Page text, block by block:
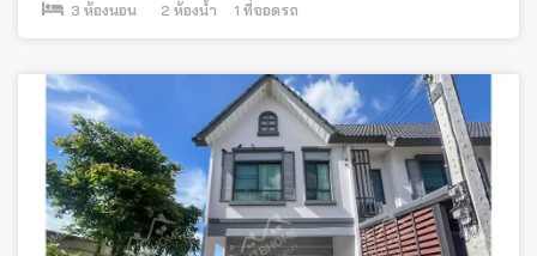
3 ห้องนอน 2 ห้องน้ำ 1 ที่จอดรถ